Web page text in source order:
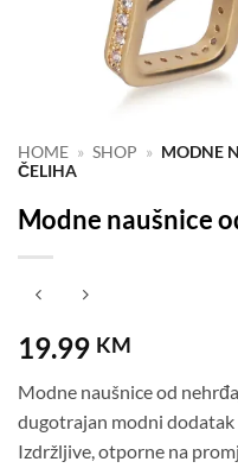
HOME » SHOP » MODNE
ČELIHA
Modne naušnice
19.99 KM
Modne naušnice od
dugotrajan modni
Izdržljive, otporne na